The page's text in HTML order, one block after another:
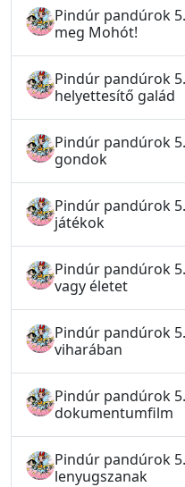
Pindúr pandúrok
meg Mohót!
Pindúr pandúrok 5.
helyettesítő galád
Pindúr pandúrok 5.
gondok
Pindúr pandúrok 5.
játékok
Pindúr pandúrok
vagy életet
Pindúr pandúrok
viharában
Pindúr pandúrok 5.
dokumentumfilm
Pindúr pandúrok
lenyugszanak